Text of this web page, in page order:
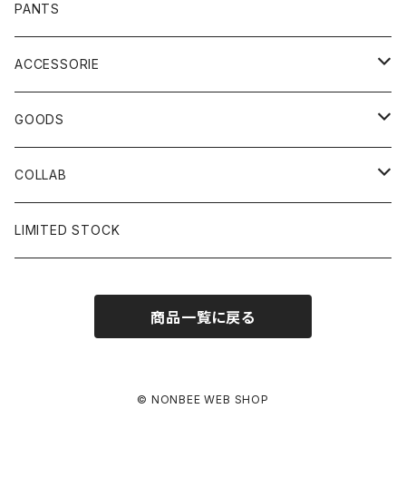
PANTS
ACCESSORIE
CAP
BUCKET HAT
SOCKS
GOODS
STICKER
GLASS
COLLAB
×岩井ジョニ男
LIMITED STOCK
商品一覧に戻る
© NONBEE WEB SHOP